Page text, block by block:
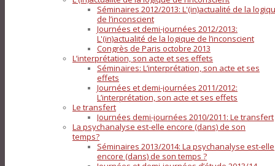
Séminaires 2012/2013: L'(in)actualité de la
de l’inconscient
Journées et demi-journées 2012/2013:
L'(in)actualité de la logique de l’inconscient
Congrès de Paris octobre 2013
L’interprétation, son acte et ses effets
Séminaires: L’interprétation, son acte et ses
effets
Journées et demi-journées 2011/2012:
L’interprétation, son acte et ses effets
Le transfert
Journées demi-journées 2010/2011: Le transfert
La psychanalyse est-elle encore (dans) de son
temps?
Séminaires 2013/2014: La psychanalyse est-elle
encore (dans) de son temps ?